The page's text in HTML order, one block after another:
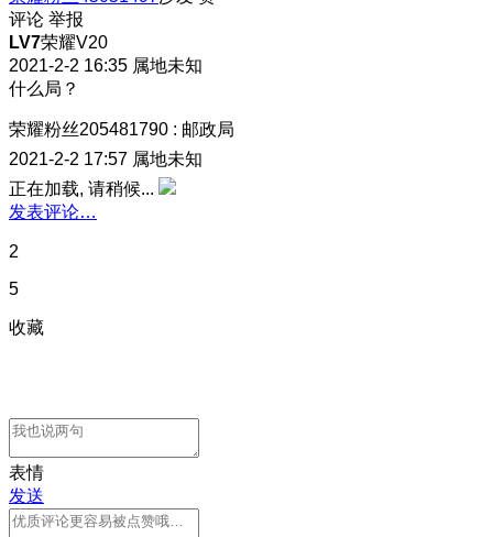
评论 举报
LV7荣耀V20
2021-2-2 16:35 属地未知
什么局？
荣耀粉丝205481790 : 邮政局
2021-2-2 17:57 属地未知
正在加载, 请稍候...
发表评论…
2
5
收藏
表情
发送